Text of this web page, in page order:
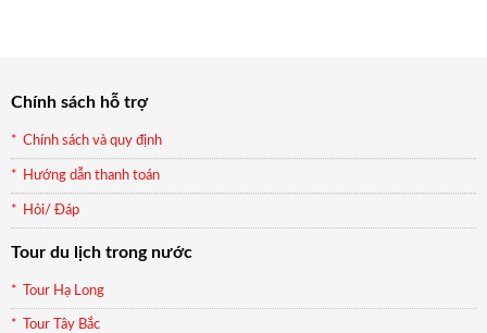
Chính sách hỗ trợ
Chính sách và quy định
Hướng dẫn thanh toán
Hỏi/ Đáp
Tour du lịch trong nước
Tour Hạ Long
Tour Tây Bắc